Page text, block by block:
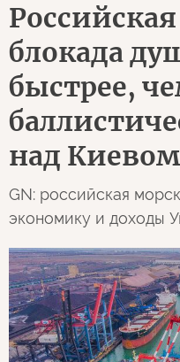
блокада
быстрее,
над Киевом
GN: российская
экономику и доходы